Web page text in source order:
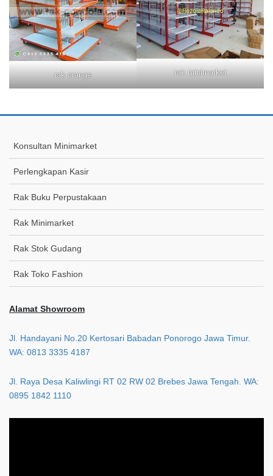
rak orange rak minimarket
Konsultan Minimarket
Perlengkapan Kasir
Rak Buku Perpustakaan
Rak Minimarket
Rak Stok Gudang
Rak Toko Fashion
Alamat Showroom
Jl. Handayani No.20 Kertosari Babadan Ponorogo Jawa Timur.
WA: 0813 3335 4187
Jl. Raya Desa Kaliwlingi RT 02 RW 02 Brebes Jawa Tengah. WA:
0895 1842 1110